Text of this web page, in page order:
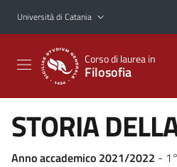
Vai al contenuto principale
Vai al menu di navigazione
Università di Catania
Corso di laurea in
Filosofia
STORIA
Anno accademico 2021/2022 -